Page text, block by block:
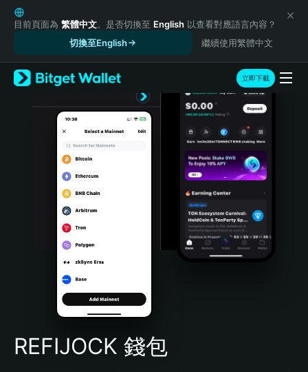
English
日本語
Русский
Español (Latinoamérica)
Türkçe
Português (Portugal)
Bahasa Indonesia
Português (Brasil)
Español (Argentina)
目前頁面為 繁體中文。是否切換至 English 以查看對應語言內容？
切換至English
繼續使用繁體中文
立即下載
REFIJOCK 錢包